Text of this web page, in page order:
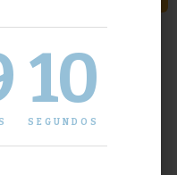
el uso indebido de
11
SEGUNDOS